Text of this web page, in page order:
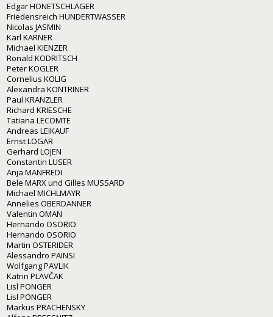
Edgar HONETSCHLÄGER
Friedensreich HUNDERTWASSER
Nicolas JASMIN
Karl KARNER
Michael KIENZER
Ronald KODRITSCH
Peter KOGLER
Cornelius KOLIG
Alexandra KONTRINER
Paul KRANZLER
Richard KRIESCHE
Tatiana LECOMTE
Andreas LEIKAUF
Ernst LOGAR
Gerhard LOJEN
Constantin LUSER
Anja MANFREDI
Bele MARX und Gilles MUSSARD
Michael MICHLMAYR
Annelies OBERDANNER
Valentin OMAN
Hernando OSORIO
Hernando OSORIO
Martin OSTERIDER
Alessandro PAINSI
Wolfgang PAVLIK
Katrin PLAVČAK
Lisl PONGER
Lisl PONGER
Markus PRACHENSKY